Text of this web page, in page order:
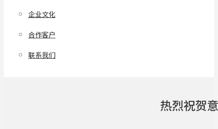
企业文化
合作客户
联系我们
热烈祝贺